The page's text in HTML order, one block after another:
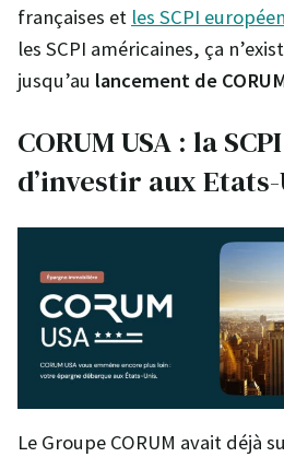
françaises et les SCPI
les SCPI américaines, ça
jusqu’au lancement de
CORUM USA : la
d’investir aux
Le Groupe CORUM avait déjà